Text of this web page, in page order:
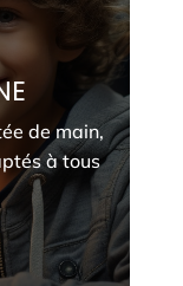
de main,
à tous